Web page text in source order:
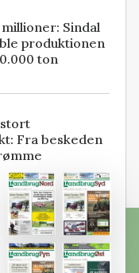
Sindal
produktionen
ton
Fra beskeden